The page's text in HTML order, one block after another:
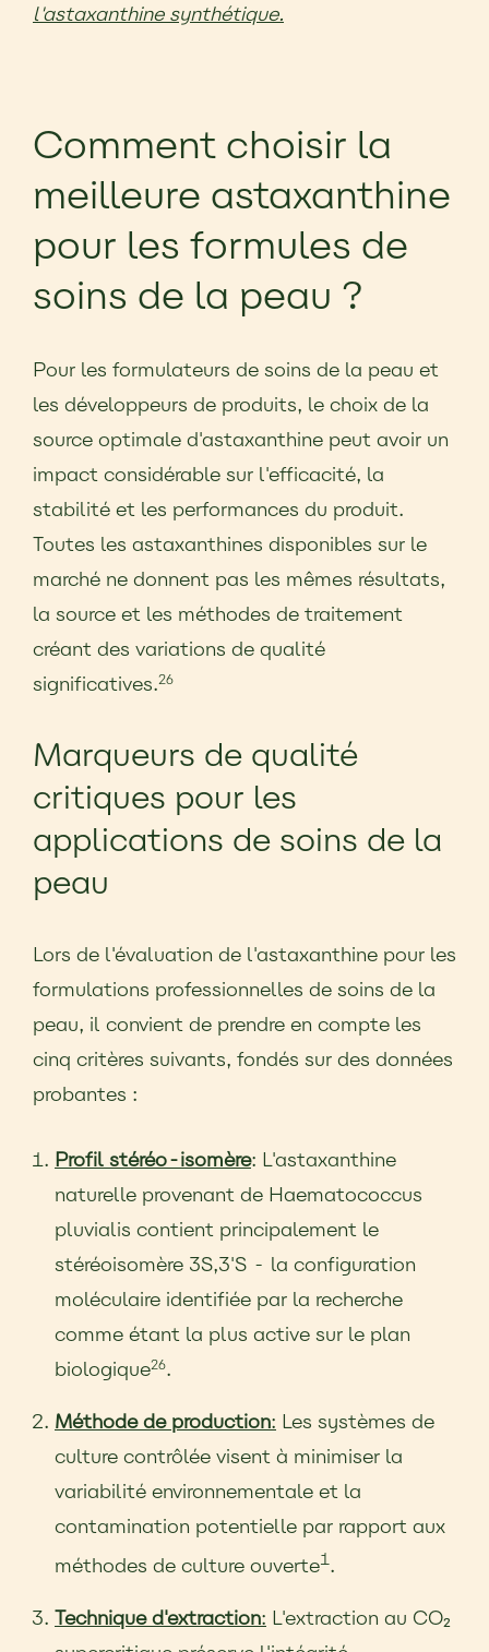
l'astaxanthine synthétique.
Comment choisir la
meilleure astaxanthine
pour les formules de
soins de la peau ?
Pour les formulateurs de soins de la peau et
les développeurs de produits, le choix de la
source optimale d'astaxanthine peut avoir un
impact considérable sur l'efficacité, la
stabilité et les performances du produit.
Toutes les astaxanthines disponibles sur le
marché ne donnent pas les mêmes résultats,
la source et les méthodes de traitement
créant des variations de qualité
significatives.26
Marqueurs de qualité
critiques pour les
applications de soins de la
peau
Lors de l'évaluation de l'astaxanthine pour les
formulations professionnelles de soins de la
peau, il convient de prendre en compte les
cinq critères suivants, fondés sur des données
probantes :
Profil stéréo-isomère: L'astaxanthine
naturelle provenant de Haematococcus
pluvialis contient principalement le
stéréoisomère 3S,3'S - la configuration
moléculaire identifiée par la recherche
comme étant la plus active sur le plan
biologique26.
Méthode de production: Les systèmes de
culture contrôlée visent à minimiser la
variabilité environnementale et la
contamination potentielle par rapport aux
méthodes de culture ouverte1.
Technique d'extraction: L'extraction au CO₂